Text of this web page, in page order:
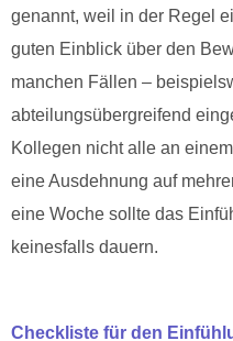
genannt, weil in der Regel
guten Einblick über den
manchen Fällen –
abteilungsübergreifend
Kollegen nicht alle an
eine Ausdehnung auf
eine Woche sollte das
keinesfalls dauern.
Checkliste für den